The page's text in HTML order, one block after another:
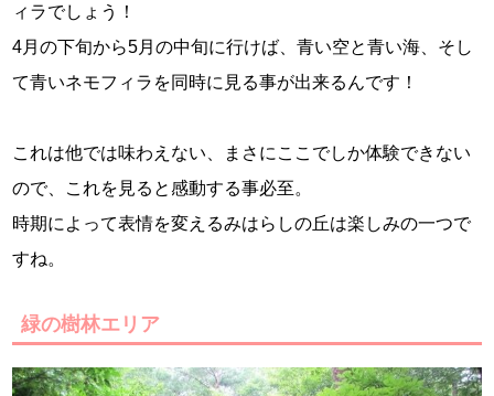
ィラでしょう！
4月の下旬から5月の中旬に行けば、青い空と青い海、そし
て青いネモフィラを同時に見る事が出来るんです！
これは他では味わえない、まさにここでしか体験できない
ので、これを見ると感動する事必至。
時期によって表情を変えるみはらしの丘は楽しみの一つで
すね。
緑の樹林エリア